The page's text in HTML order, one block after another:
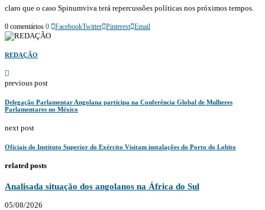
claro que o caso Spinumviva terá repercussões políticas nos próximos tempos.
0 comentários 0 FacebookTwitter Pinterest Email
REDAÇÃO
previous post
Delegação Parlamentar Angolana participa na Conferência Global de Mulheres
Parlamentares no México
next post
Oficiais do Instituto Superior do Exército Visitam instalações do Porto do Lobito
related posts
Analisada situação dos angolanos na África do Sul
05/08/2026